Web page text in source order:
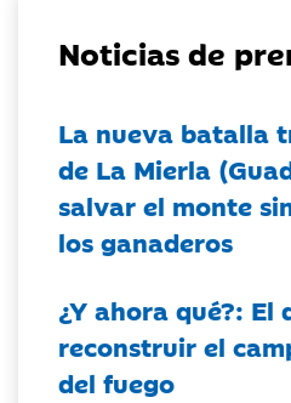
Noticias de
La nueva batalla
de La Mierla
salvar el monte
los ganaderos
¿Y ahora qué?: El
reconstruir el
del fuego